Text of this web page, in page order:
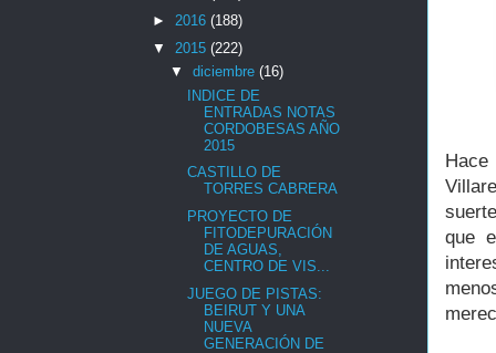
Hace
que
► 2016 (188)
▼ 2015 (222)
▼ diciembre (16)
INDICE DE
ENTRADAS NOTAS
CORDOBESAS AÑO
2015
CASTILLO DE
TORRES CABRERA
PROYECTO DE
FITODEPURACIÓN
DE AGUAS,
CENTRO DE VIS...
JUEGO DE PISTAS:
BEIRUT Y UNA
NUEVA
GENERACIÓN DE